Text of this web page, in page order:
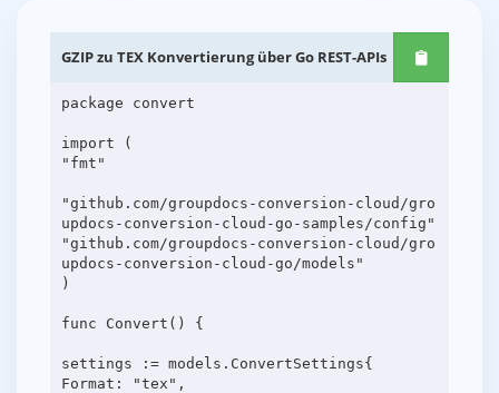
GZIP zu TEX Konvertierung über Go REST-APIs
package convert
import (
"fmt"
"github.com/groupdocs-conversion-cloud/gro
updocs-conversion-cloud-go-samples/config"
"github.com/groupdocs-conversion-cloud/gro
updocs-conversion-cloud-go/models"
)
func Convert() {
settings := models.ConvertSettings{
Format: "tex",